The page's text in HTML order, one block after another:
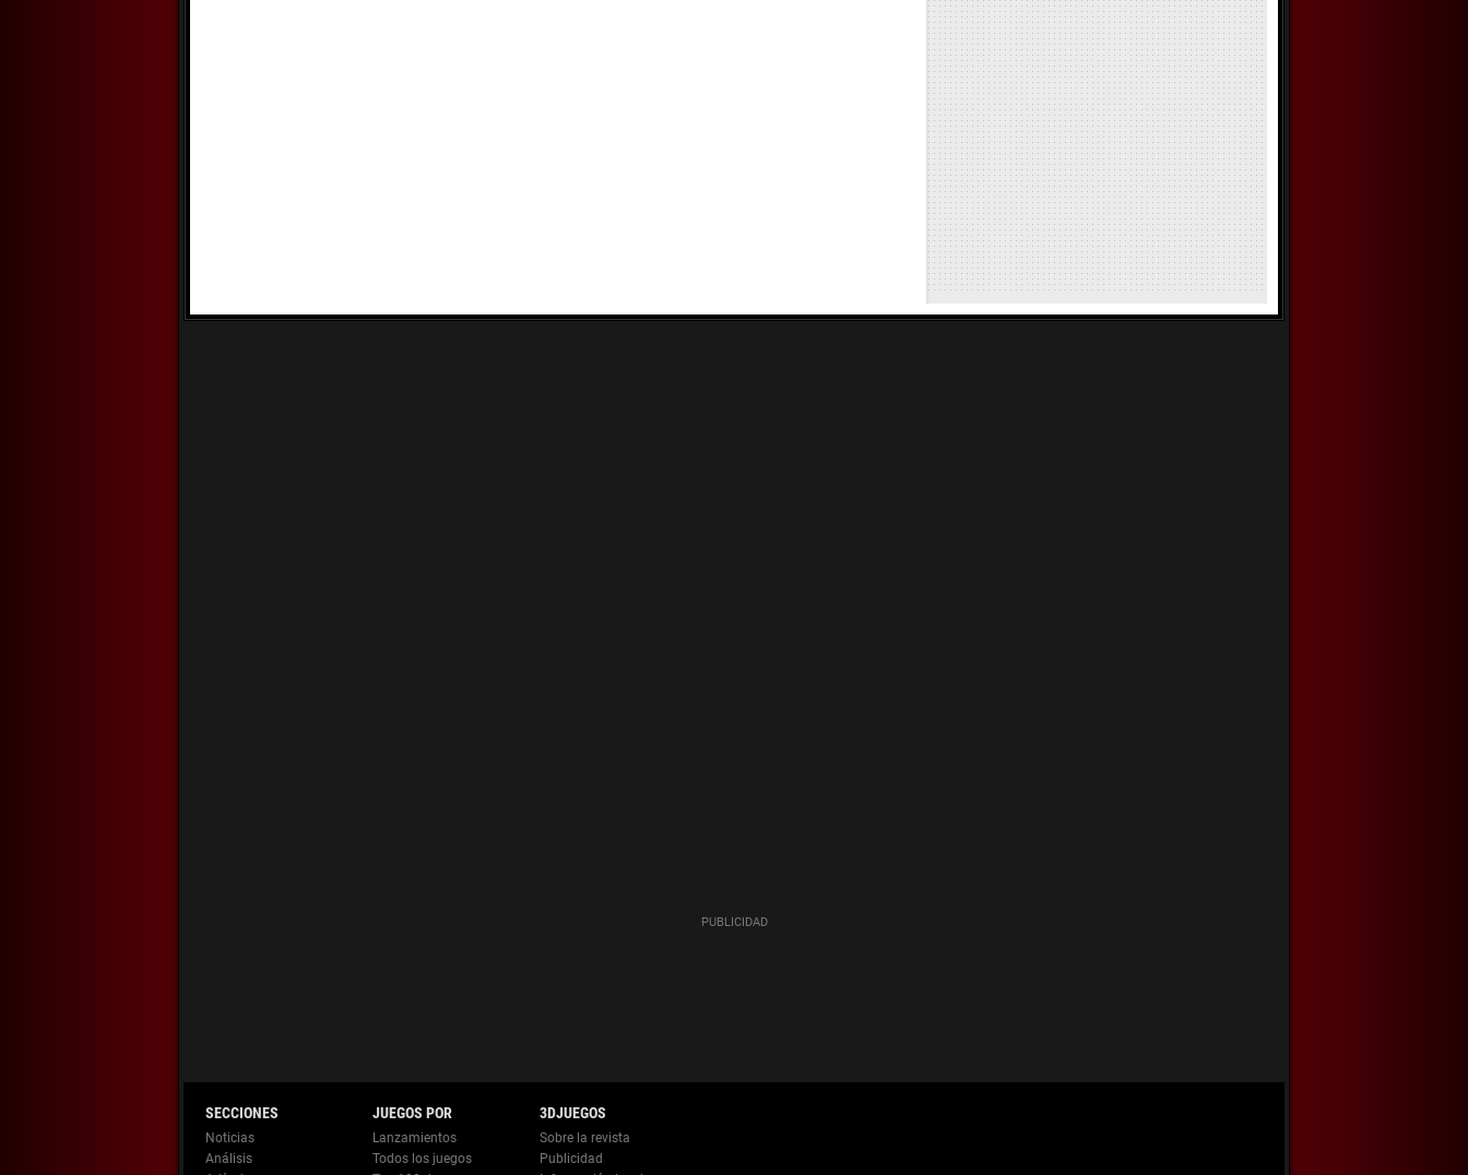
Noticias
Análisis
Lanzamientos
Todos los juegos